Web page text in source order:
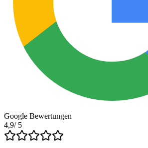
Google Bewertungen
4,9/ 5